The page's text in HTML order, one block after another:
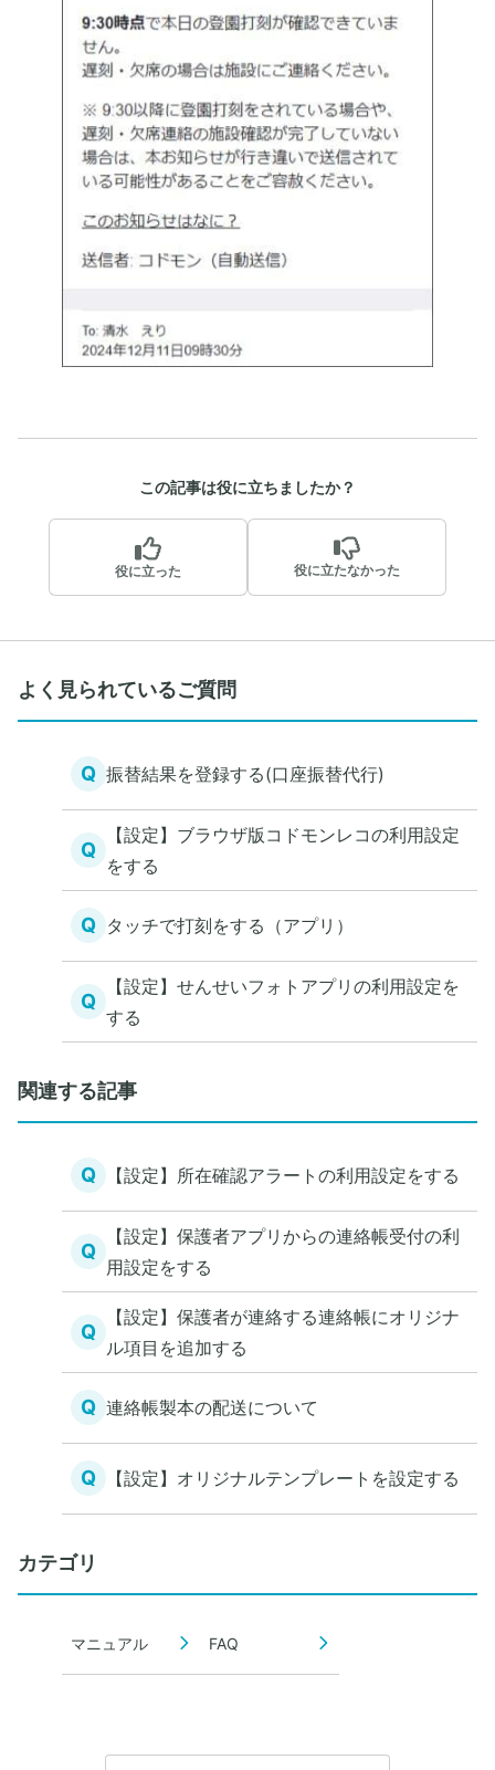
この記事は役に立ちましたか？
役に立った 役に立たなかった
よく見られているご質問
Q 振替結果を登録する(口座振替代行)
Q
【設定】ブラウザ版コドモンレコの利用設定
をする
Q タッチで打刻をする（アプリ）
Q
【設定】せんせいフォトアプリの利用設定を
する
関連する記事
Q 【設定】所在確認アラートの利用設定をする
Q
【設定】保護者アプリからの連絡帳受付の利
用設定をする
Q
【設定】保護者が連絡する連絡帳にオリジナ
ル項目を追加する
Q 連絡帳製本の配送について
Q 【設定】オリジナルテンプレートを設定する
カテゴリ
マニュアル FAQ